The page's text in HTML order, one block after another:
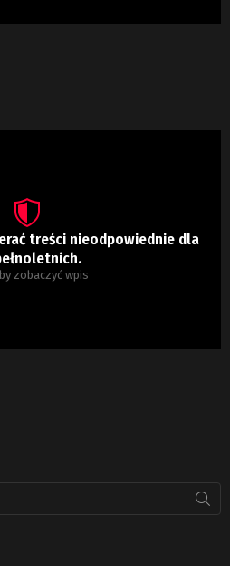
treści nieodpowiednie dla
zobaczyć wpis